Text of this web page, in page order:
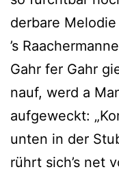
der­ba­re
’s
Gahr fer Gahr
nauf, werd a
auf­ge­weckt:
unten in der
rührt sich’s net